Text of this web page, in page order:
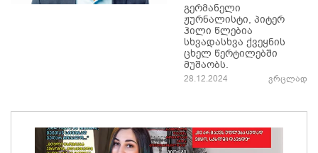
გერმანელი
ჟურნალისტი, პიტერ
ჰილი წლებია
სხვადასხვა ქვეყნის
ცხელ წერტილებში
მუშაობს.
28.12.2024 ვრცლად